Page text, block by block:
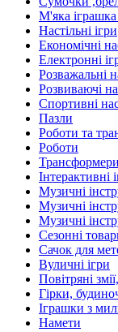
М'яка іграшка
Настільні ігри
Економічні
Електронні
Розважальні
Розвиваючі
Спортивні
Пазли
Роботи та
Роботи
Трансформери
Інтерактивні
Музичні
Музичні
Музичні
Сезонні
Сачок для
Вуличні ігри
Повітряні
Гірки,
Іграшки з
Намети